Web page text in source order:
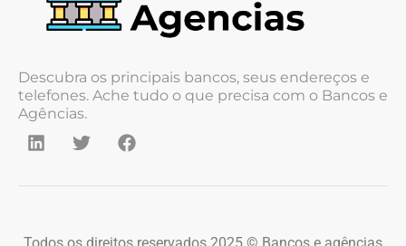
Descubra os principais bancos, seus endereços e
telefones. Ache tudo o que precisa com o Bancos e
Agências.
Todos os direitos reservados 2025 © Bancos e agências